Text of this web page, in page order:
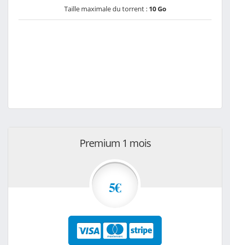
Taille maximale du torrent : 10 Go
Premium 1 mois
5€